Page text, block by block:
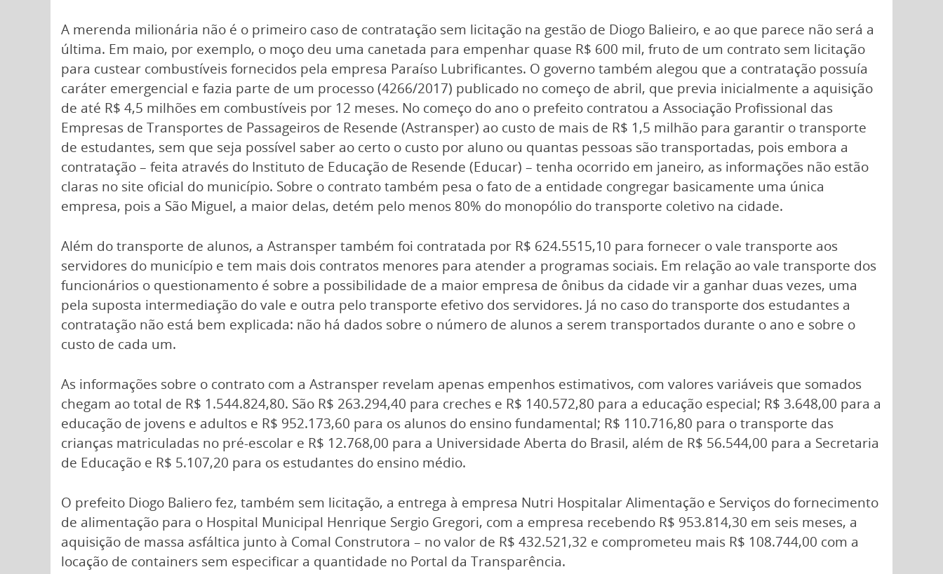
A merenda milionária não é o primeiro caso de contratação sem licitação na gestão de Diogo Balieiro, e ao que parece não será a
última. Em maio, por exemplo, o moço deu uma canetada para empenhar quase R$ 600 mil, fruto de um contrato sem licitação
para custear combustíveis fornecidos pela empresa Paraíso Lubrificantes. O governo também alegou que a contratação possuía
caráter emergencial e fazia parte de um processo (4266/2017) publicado no começo de abril, que previa inicialmente a aquisição
de até R$ 4,5 milhões em combustíveis por 12 meses. No começo do ano o prefeito contratou a Associação Profissional das
Empresas de Transportes de Passageiros de Resende (Astransper) ao custo de mais de R$ 1,5 milhão para garantir o transporte
de estudantes, sem que seja possível saber ao certo o custo por aluno ou quantas pessoas são transportadas, pois embora a
contratação – feita através do Instituto de Educação de Resende (Educar) – tenha ocorrido em janeiro, as informações não estão
claras no site oficial do município. Sobre o contrato também pesa o fato de a entidade congregar basicamente uma única
empresa, pois a São Miguel, a maior delas, detém pelo menos 80% do monopólio do transporte coletivo na cidade.
Além do transporte de alunos, a Astransper também foi contratada por R$ 624.5515,10 para fornecer o vale transporte aos
servidores do município e tem mais dois contratos menores para atender a programas sociais. Em relação ao vale transporte dos
funcionários o questionamento é sobre a possibilidade de a maior empresa de ônibus da cidade vir a ganhar duas vezes, uma
pela suposta intermediação do vale e outra pelo transporte efetivo dos servidores. Já no caso do transporte dos estudantes a
contratação não está bem explicada: não há dados sobre o número de alunos a serem transportados durante o ano e sobre o
custo de cada um.
As informações sobre o contrato com a Astransper revelam apenas empenhos estimativos, com valores variáveis que somados
chegam ao total de R$ 1.544.824,80. São R$ 263.294,40 para creches e R$ 140.572,80 para a educação especial; R$ 3.648,00 para a
educação de jovens e adultos e R$ 952.173,60 para os alunos do ensino fundamental; R$ 110.716,80 para o transporte das
crianças matriculadas no pré-escolar e R$ 12.768,00 para a Universidade Aberta do Brasil, além de R$ 56.544,00 para a Secretaria
de Educação e R$ 5.107,20 para os estudantes do ensino médio.
O prefeito Diogo Baliero fez, também sem licitação, a entrega à empresa Nutri Hospitalar Alimentação e Serviços do fornecimento
de alimentação para o Hospital Municipal Henrique Sergio Gregori, com a empresa recebendo R$ 953.814,30 em seis meses, a
aquisição de massa asfáltica junto à Comal Construtora – no valor de R$ 432.521,32 e comprometeu mais R$ 108.744,00 com a
locação de containers sem especificar a quantidade no Portal da Transparência.